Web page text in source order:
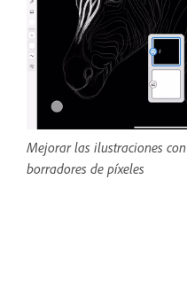
Mejorar las ilustraciones con
borradores de píxeles